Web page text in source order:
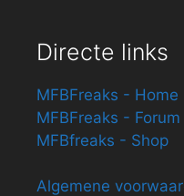
Directe links
MFBFreaks - Home
MFBFreaks - Forum
MFBfreaks - Shop
Algemene